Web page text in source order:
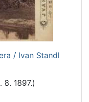
/ Ivan Standl
8. 1897.)